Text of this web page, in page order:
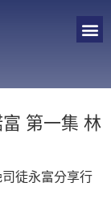
第一集 林
徒永富分享行